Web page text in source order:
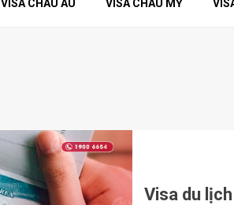
VISA CHÂU ÂU VISA CHÂU MỸ
Visa du